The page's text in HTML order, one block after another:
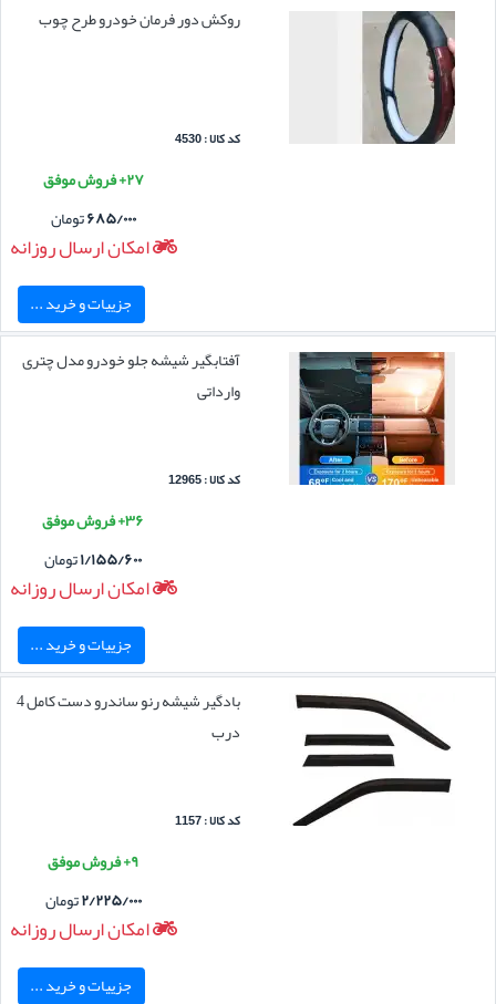
روکش دور فرمان خودرو طرح چوب
کد کالا : 4530
۲۷+ فروش موفق
۶۸۵/۰۰۰تومان
امکان ارسال روزانه
جزییات و خرید ...
آفتابگیر شیشه جلو خودرو مدل چتری
وارداتی
کد کالا : 12965
۳۶+ فروش موفق
۱/۱۵۵/۶۰۰تومان
امکان ارسال روزانه
جزییات و خرید ...
بادگیر شیشه رنو ساندرو دست کامل 4
درب
کد کالا : 1157
۹+ فروش موفق
۲/۲۲۵/۰۰۰تومان
امکان ارسال روزانه
جزییات و خرید ...